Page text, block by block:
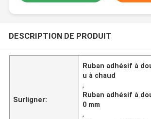
DESCRIPTION DE PRODUIT
Surligner:
Ruban adhésif à
u à chaud
,
Ruban adhésif à
0 mm
,